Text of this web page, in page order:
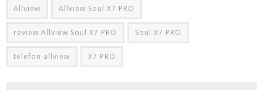
Allview Allview Soul X7 PRO
review Allview Soul X7 PRO Soul X7 PRO
telefon allview X7 PRO